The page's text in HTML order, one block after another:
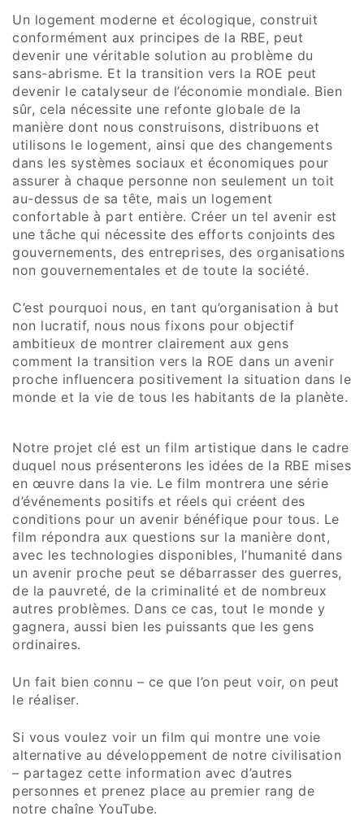
Un logement moderne et écologique, construit
conformément aux principes de la RBE, peut
devenir une véritable solution au problème du
sans-abrisme. Et la transition vers la ROE peut
devenir le catalyseur de l’économie mondiale. Bien
sûr, cela nécessite une refonte globale de la
manière dont nous construisons, distribuons et
utilisons le logement, ainsi que des changements
dans les systèmes sociaux et économiques pour
assurer à chaque personne non seulement un toit
au-dessus de sa tête, mais un logement
confortable à part entière. Créer un tel avenir est
une tâche qui nécessite des efforts conjoints des
gouvernements, des entreprises, des organisations
non gouvernementales et de toute la société.
C’est pourquoi nous, en tant qu’organisation à but
non lucratif, nous nous fixons pour objectif
ambitieux de montrer clairement aux gens
comment la transition vers la ROE dans un avenir
proche influencera positivement la situation dans le
monde et la vie de tous les habitants de la planète.
Notre projet clé est un film artistique dans le cadre
duquel nous présenterons les idées de la RBE mises
en œuvre dans la vie. Le film montrera une série
d’événements positifs et réels qui créent des
conditions pour un avenir bénéfique pour tous. Le
film répondra aux questions sur la manière dont,
avec les technologies disponibles, l’humanité dans
un avenir proche peut se débarrasser des guerres,
de la pauvreté, de la criminalité et de nombreux
autres problèmes. Dans ce cas, tout le monde y
gagnera, aussi bien les puissants que les gens
ordinaires.
Un fait bien connu – ce que l’on peut voir, on peut
le réaliser.
Si vous voulez voir un film qui montre une voie
alternative au développement de notre civilisation
– partagez cette information avec d’autres
personnes et prenez place au premier rang de
notre chaîne YouTube.